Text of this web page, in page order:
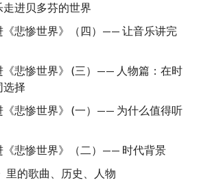
进贝多芬的世界
《悲惨世界》（四）—— 让音乐讲完
《悲惨世界》 (三）—— 人物篇：在时
选择
《悲惨世界》 (一）—— 为什么值得听
《悲惨世界》（二）—— 时代背景
里的歌曲、历史、人物